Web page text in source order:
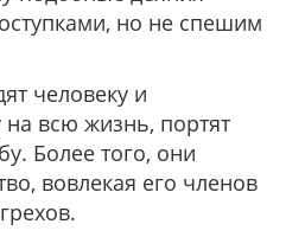
но не спешим
человеку и
всю жизнь, портят
Более того, они
вовлекая его членов